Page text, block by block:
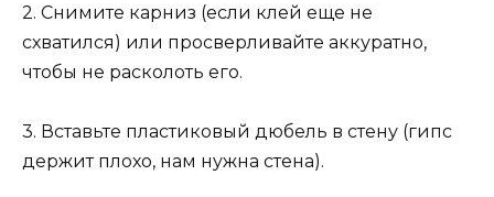
2. Снимите карниз (если клей еще не
схватился) или просверливайте аккуратно,
чтобы не расколоть его.
3. Вставьте пластиковый дюбель в стену (гипс
держит плохо, нам нужна стена).